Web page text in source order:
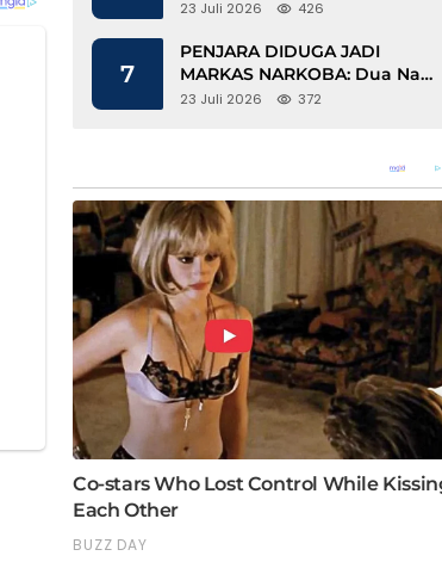
Ekonomi Hijau Berbasis Kopi
23 Juli 2026 426
7
PENJARA DIDUGA JADI
MARKAS NARKOBA: Dua Napi
Rajabasa Bebas Gunakan HP,
23 Juli 2026 372